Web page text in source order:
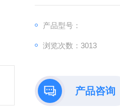
产品型号：
浏览次数：3013
产品咨询